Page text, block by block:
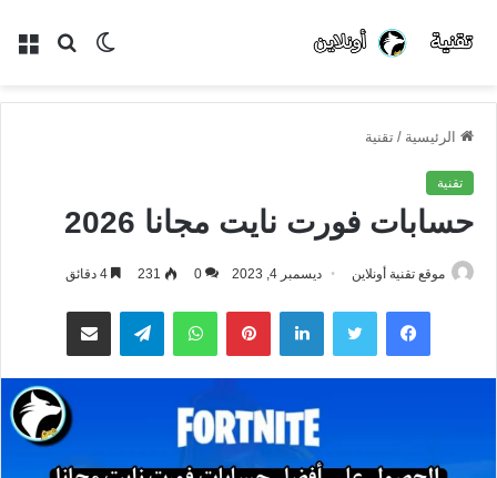
بحث الوضع
الرئيسية / تقنية
تقنية
حسابات فورت نايت مجانا 2026
موقع تقنية أونلاين ديسمبر 4, 2023 0
231
فيسبوك تويتر لينكدإن بينتيريستواتساب تيلقرام مشاركة عبر البريد